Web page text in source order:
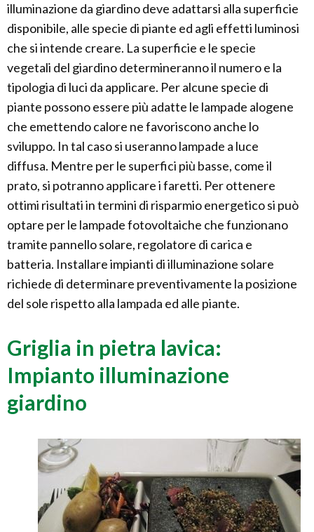
illuminazione da giardino deve adattarsi alla superficie
disponibile, alle specie di piante ed agli effetti luminosi
che si intende creare. La superficie e le specie
vegetali del giardino determineranno il numero e la
tipologia di luci da applicare. Per alcune specie di
piante possono essere più adatte le lampade alogene
che emettendo calore ne favoriscono anche lo
sviluppo. In tal caso si useranno lampade a luce
diffusa. Mentre per le superfici più basse, come il
prato, si potranno applicare i faretti. Per ottenere
ottimi risultati in termini di risparmio energetico si può
optare per le lampade fotovoltaiche che funzionano
tramite pannello solare, regolatore di carica e
batteria. Installare impianti di illuminazione solare
richiede di determinare preventivamente la posizione
del sole rispetto alla lampada ed alle piante.
Griglia in pietra lavica:
Impianto illuminazione
giardino